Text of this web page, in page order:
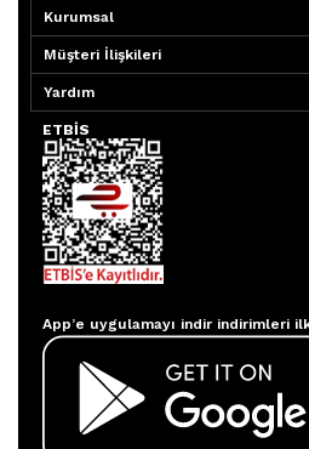
Kurumsal
Müşteri İlişkileri
Yardım
ETBİS
App’e uygulamayı indir indirimleri